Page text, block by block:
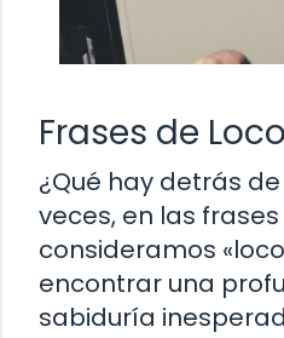
Frases de
¿Qué hay detrás
veces, en las
consideramos
encontrar una
sabiduría